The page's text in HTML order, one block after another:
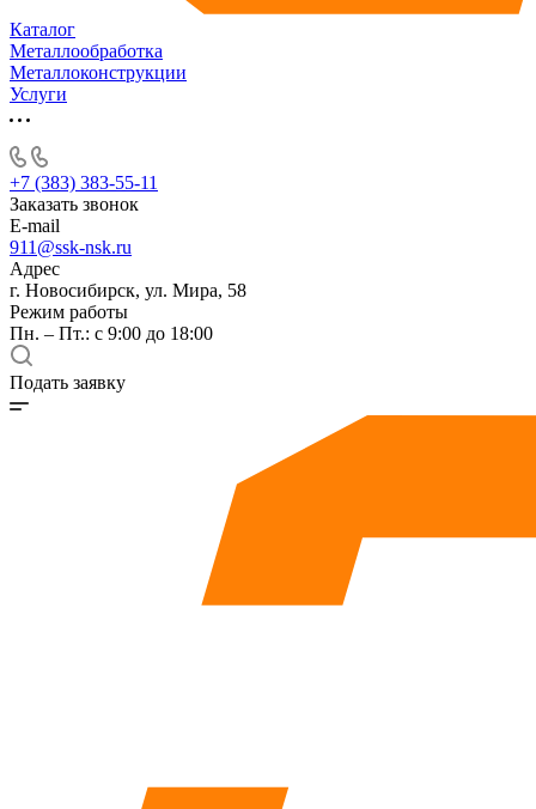
Каталог
Металлообработка
Металлоконструкции
Услуги
+7 (383) 383-55-11
Заказать звонок
E-mail
911@ssk-nsk.ru
Адрес
г. Новосибирск, ул. Мира, 58
Режим работы
Пн. – Пт.: с 9:00 до 18:00
Подать заявку